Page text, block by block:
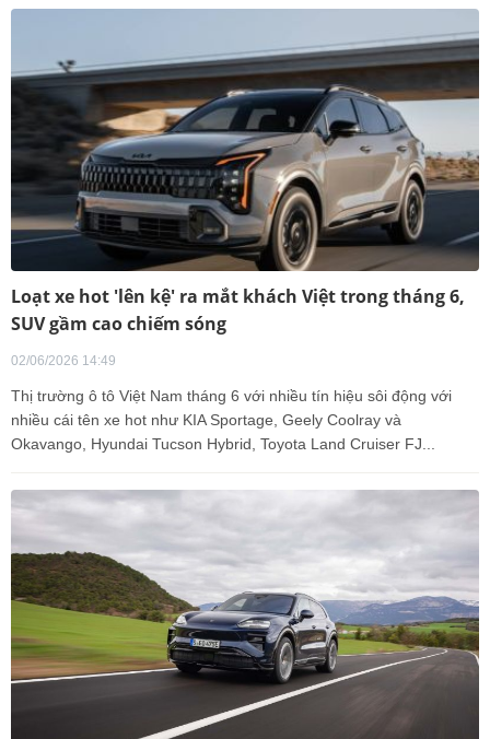
Loạt xe hot 'lên kệ' ra mắt khách Việt trong tháng 6,
SUV gầm cao chiếm sóng
02/06/2026 14:49
Thị trường ô tô Việt Nam tháng 6 với nhiều tín hiệu sôi động với
nhiều cái tên xe hot như KIA Sportage, Geely Coolray và
Okavango, Hyundai Tucson Hybrid, Toyota Land Cruiser FJ...